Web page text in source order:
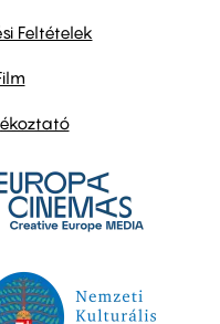
Feltételek